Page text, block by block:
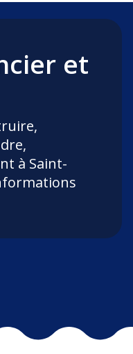
et
à Saint-